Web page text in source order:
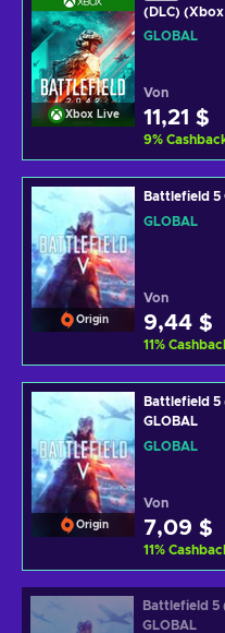
Xbox Live
(DLC)
GLOBAL
GLOBAL
Von
11,21 $
9%
Origin
Battlefield 5
GLOBAL
Von
9,44 $
11%
Origin
Battlefield 5
GLOBAL
GLOBAL
Von
7,09 $
11%
Battlefield 5
GLOBAL